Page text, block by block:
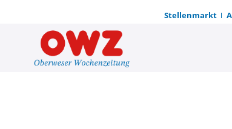
Stellenmarkt